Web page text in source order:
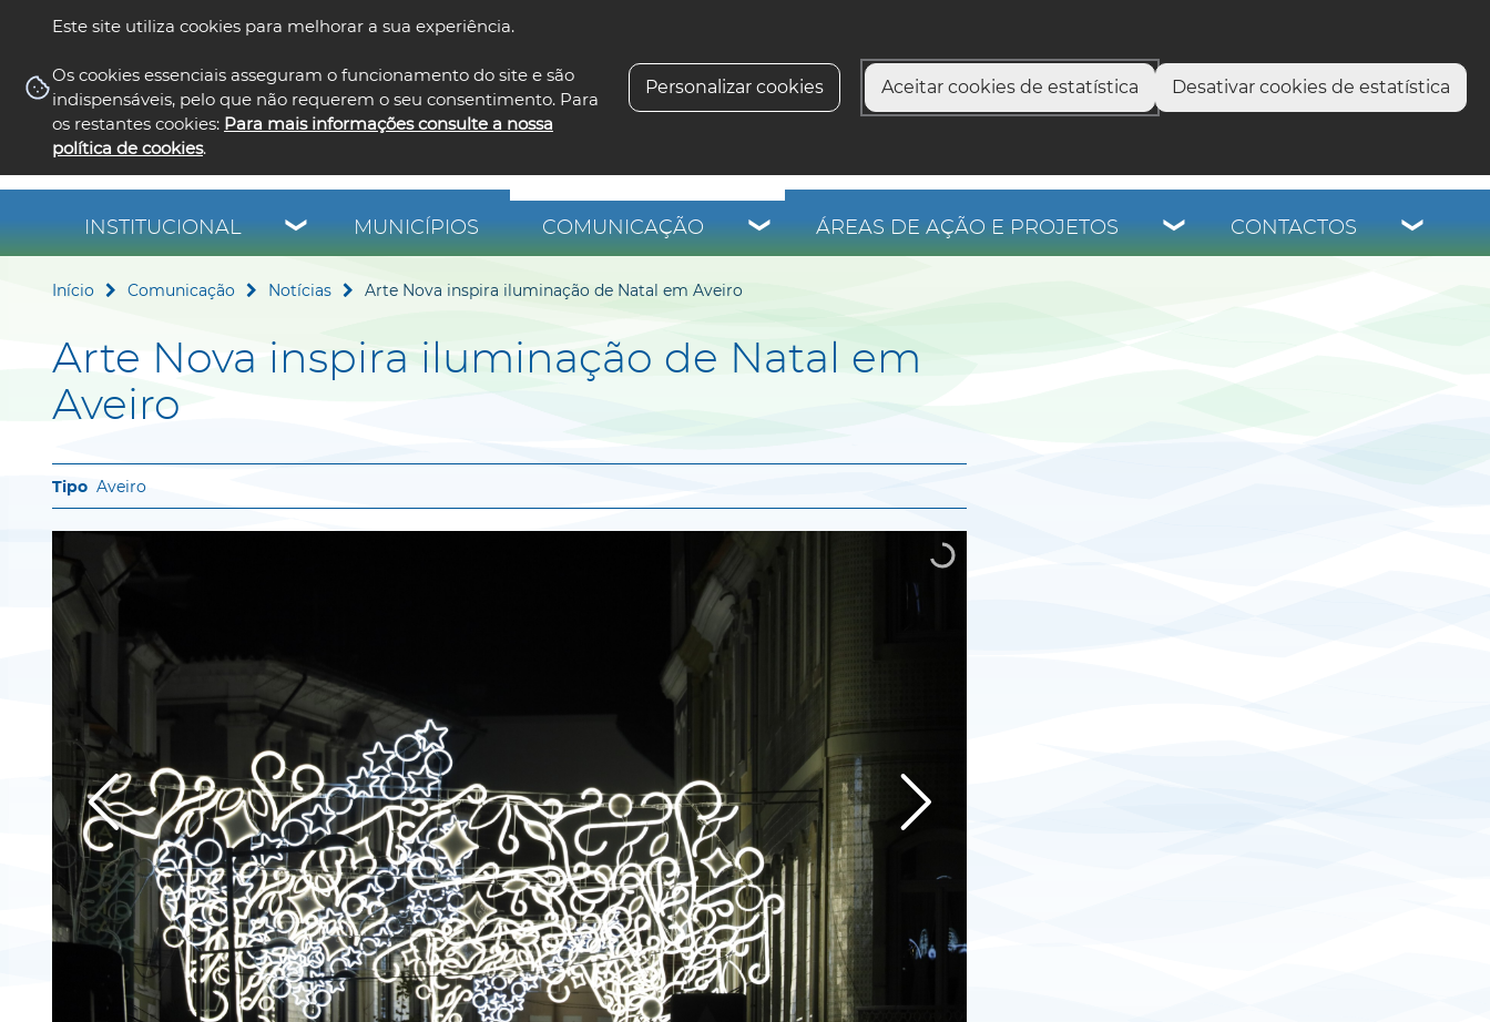
Este site utiliza cookies para melhorar a sua experiência.
Os cookies essenciais asseguram o funcionamento do site e são
indispensáveis, pelo que não requerem o seu consentimento. Para
os restantes cookies: Para mais informações consulte a nossa
política de cookies.
Personalizar cookies Aceitar cookies de estatística Desativar cookies de estatística
INSTITUCIONAL MUNICÍPIOS COMUNICAÇÃO ÁREAS DE AÇÃO E PROJETOS CONTACTOS
Início Comunicação Notícias Arte Nova inspira iluminação de Natal em Aveiro
Arte Nova inspira iluminação de Natal em
Aveiro
Aveiro